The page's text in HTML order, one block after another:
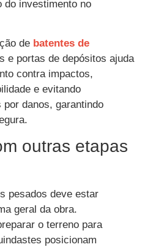
do investimento no
de batentes de
e portas de depósitos ajuda
contra impactos,
e evitando
danos, garantindo
outras etapas
pesados deve estar
geral da obra.
o terreno para
posicionam